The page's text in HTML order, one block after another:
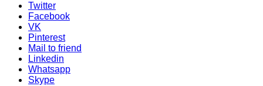
Twitter
Facebook
VK
Pinterest
Mail to friend
Linkedin
Whatsapp
Skype